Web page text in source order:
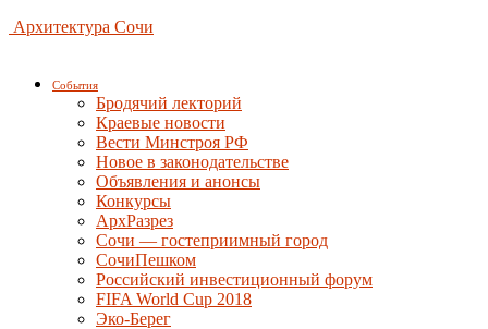
Архитектура Сочи
События
Бродячий лекторий
Краевые новости
Вести Минстроя РФ
Новое в законодательстве
Объявления и анонсы
Конкурсы
АрхРазрез
Сочи — гостеприимный город
СочиПешком
Российский инвестиционный форум
FIFA World Cup 2018
Эко-Берег